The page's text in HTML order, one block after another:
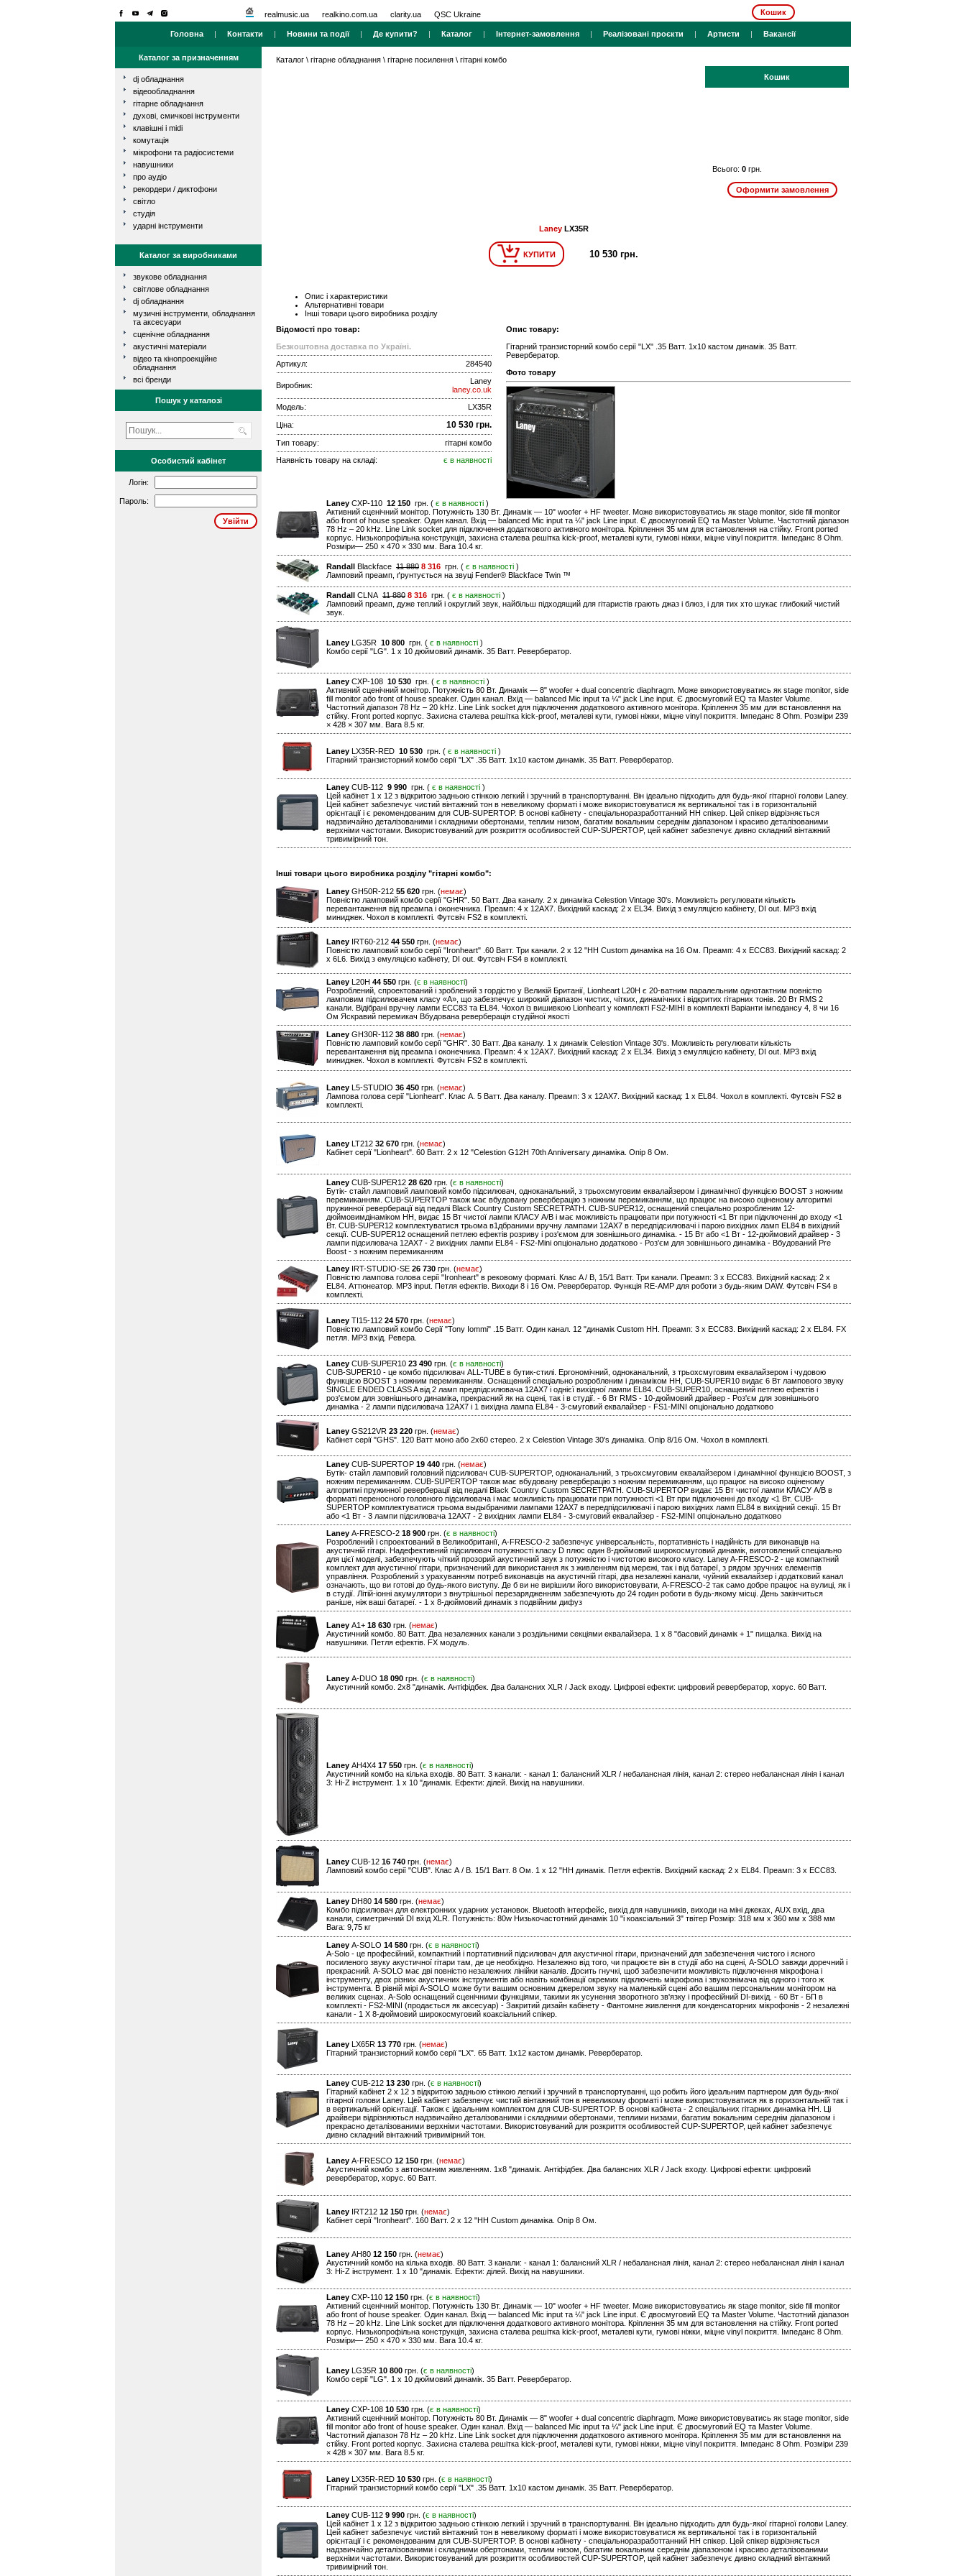
realmusic.ua realkino.com.ua clarity.ua QSC Ukraine Кошик
Головна | Контакти | Новини та події| Де купити? | Каталог | Інтернет-замовлення | Реалізовані проєкти | Артисти | Вакансії
Каталог за призначенням
dj обладнання
відеообладнання
гітарне обладнання
духові, смичкові інструменти
клавішні і midi
комутація
мікрофони та радіосистеми
навушники
про аудіо
рекордери / диктофони
світло
студія
ударні інструменти
Каталог за виробниками
звукове обладнання
світлове обладнання
dj обладнання
музичні інструменти, обладнання
та аксесуари
сценічне обладнання
акустичні матеріали
відео та кінопроекційне
обладнання
всі бренди
Пошук у каталозі
Особистий кабінет
Логін:
Пароль:
Каталог \ гітарне обладнання \ гітарне посилення \ гітарні комбо
Кошик
Всього: 0 грн.
LaneyLX35R
КУПИТИ 10 530 грн.
Опис і характеристики
Альтернативні товари
Інші товари цього виробника розділу
Відомості про товар:
Безкоштовна доставка по Україні.
Артикул:
284540
Виробник:
Laney
laney.co.uk
Модель:
LX35R
Ціна: 10 530 грн.
Тип товару:
гітарні комбо
Наявність товару на складі:
є в наявності
Опис товару:
Гітарний транзисторний комбо серії "LХ" .35 Ватт. 1х10 кастом динамік. 35 Ватт.
Ревербератор.
Фото товару
Laney CXP-110 12 150 грн. ( є в наявності )
Активний сценічний монітор. Потужність 130 Вт. Динамік — 10" woofer + HF tweeter. Може використовуватись як stage monitor, side fill monitor
або front of house speaker. Один канал. Вхід — balanced Mic input та ¼" jack Line input. Є двосмуговий EQ та Master Volume. Частотний діапазон
78 Hz – 20 kHz. Line Link socket для підключення додаткового активного монітора. Кріплення 35 мм для встановлення на стійку. Front ported
корпус. Низькопрофільна конструкція, захисна сталева решітка kick-proof, металеві кути, гумові ніжки, міцне vinyl покриття. Імпеданс 8 Ohm.
Розміри— 250 × 470 × 330 мм. Вага 10.4 кг.
Randall Blackface 11 880 8 316 грн. ( є в наявності )
Ламповий преамп, ґрунтується на звуці Fender® Blackface Twin ™
Randall CLNA 11 880 8 316 грн. ( є в наявності )
Ламповий преамп, дуже теплий і округлий звук, найбільш підходящий для гітаристів грають джаз і блюз, і для тих хто шукає глибокий чистий
звук.
Laney LG35R 10 800 грн. ( є в наявності )
Комбо серії "LG". 1 x 10 дюймовий динамік. 35 Ватт. Ревербератор.
Laney CXP-108 10 530 грн. ( є в наявності )
Активний сценічний монітор. Потужність 80 Вт. Динамік — 8" woofer + dual concentric diaphragm. Може використовуватись як stage monitor, side
fill monitor або front of house speaker. Один канал. Вхід — balanced Mic input та ¼" jack Line input. Є двосмуговий EQ та Master Volume.
Частотний діапазон 78 Hz – 20 kHz. Line Link socket для підключення додаткового активного монітора. Кріплення 35 мм для встановлення на
стійку. Front ported корпус. Захисна сталева решітка kick-proof, металеві кути, гумові ніжки, міцне vinyl покриття. Імпеданс 8 Ohm. Розміри 239
× 428 × 307 мм. Вага 8.5 кг.
Laney LX35R-RED 10 530 грн. ( є в наявності )
Гітарний транзисторний комбо серії "LХ" .35 Ватт. 1х10 кастом динамік. 35 Ватт. Ревербератор.
Laney CUB-112 9 990 грн. ( є в наявності )
Цей кабінет 1 x 12 з відкритою задньою стінкою легкий і зручний в транспортуванні. Він ідеально підходить для будь-якої гітарної голови Laney.
Цей кабінет забезпечує чистий вінтажний тон в невеликому форматі і може використовуватися як вертикальної так і в горизонтальній
орієнтації і є рекомендованим для CUB-SUPERTOP. В основі кабінету - спеціальноразработтанний HH спікер. Цей спікер відрізняється
надзвичайно деталізованими і складними обертонами, теплим низом, багатим вокальним середнім діапазоном і красиво деталізованими
верхніми частотами. Використовуваний для розкриття особливостей CUP-SUPERTOP, цей кабінет забезпечує дивно складний вінтажний
тривимірний тон.
Інші товари цього виробника розділу "гітарні комбо":
Laney GH50R-212 55 620 грн. (немає)
Повністю ламповий комбо серії "GHR". 50 Ватт. Два каналу. 2 x динаміка Celestion Vintage 30's. Можливість регулювати кількість
перевантаження від преампа і оконечника. Преамп: 4 x 12AX7. Вихідний каскад: 2 x EL34. Вихід з емуляцією кабінету, DI out. МР3 вхід
миниджек. Чохол в комплекті. Футсвіч FS2 в комплекті.
Laney IRT60-212 44 550 грн. (немає)
Повністю ламповий комбо серії "Ironheart" .60 Ватт. Три канали. 2 x 12 "HH Custom динаміка на 16 Ом. Преамп: 4 x ECC83. Вихідний каскад: 2
x 6L6. Вихід з емуляцією кабінету, DI out. Футсвіч FS4 в комплекті.
Laney L20H 44 550 грн. (є в наявності)
Розроблений, спроектований і зроблений з гордістю у Великій Британії, Lionheart L20H є 20-ватним паралельним однотактним повністю
ламповим підсилювачем класу «А», що забезпечує широкий діапазон чистих, чітких, динамічних і відкритих гітарних тонів. 20 Вт RMS 2
канали. Відібрані вручну лампи ECC83 та EL84. Чохол із вишивкою Lionheart у комплекті FS2-МІНІ в комплекті Варіанти імпедансу 4, 8 чи 16
Ом Яскравий перемикач Вбудована реверберація студійної якості
Laney GH30R-112 38 880 грн. (немає)
Повністю ламповий комбо серії "GHR". 30 Ватт. Два каналу. 1 x динамік Celestion Vintage 30's. Можливість регулювати кількість
перевантаження від преампа і оконечника. Преамп: 4 x 12AX7. Вихідний каскад: 2 x EL34. Вихід з емуляцією кабінету, DI out. МР3 вхід
миниджек. Чохол в комплекті. Футсвіч FS2 в комплекті.
Laney L5-STUDIO 36 450 грн. (немає)
Лампова голова серії "Lionheart". Клас А. 5 Ватт. Два каналу. Преамп: 3 x 12AX7. Вихідний каскад: 1 x EL84. Чохол в комплекті. Футсвіч FS2 в
комплекті.
Laney LT212 32 670 грн. (немає)
Кабінет серії "Lionheart". 60 Ватт. 2 x 12 "Celestion G12H 70th Anniversary динаміка. Опір 8 Ом.
Laney CUB-SUPER12 28 620 грн. (є в наявності)
Бутік- стайл ламповий ламповий комбо підсилювач, одноканальний, з трьохсмуговим еквалайзером і динамічної функцією BOOST з ножним
перемиканням. CUB-SUPERTOP також має вбудовану реверберацію з ножним перемиканням, що працює на високо оціненому алгоритмі
пружинної реверберації від педалі Black Country Custom SECRETPATH. CUB-SUPER12, оснащений спеціально розробленим 12-
дюймовимдінаміком HH, видає 15 Вт чистої лампи КЛАСУ A/B і має можливість працювати при потужності <1 Вт при підключенні до входу <1
Вт. CUB-SUPER12 комплектуватися трьома в1дбраними вручну лампами 12AX7 в передпідсилювачі і парою вихідних ламп EL84 в вихідний
секції. CUB-SUPER12 оснащений петлею ефектів розриву і роз'ємом для зовнішнього динаміка. - 15 Вт або <1 Вт - 12-дюймовий драйвер - 3
лампи підсилювача 12AX7 - 2 вихідних лампи EL84 - FS2-Mini опціонально додатково - Роз'єм для зовнішнього динаміка - Вбудований Pre
Boost - з ножним перемиканням
Laney IRT-STUDIO-SE 26 730 грн. (немає)
Повністю лампова голова серії "Ironheart" в рековому форматі. Клас A / B, 15/1 Ватт. Три канали. Преамп: 3 x ECC83. Вихідний каскад: 2 x
EL84. Аттюнеатор. MP3 input. Петля ефектів. Виходи 8 і 16 Ом. Ревербератор. Функція RE-AMP для роботи з будь-яким DAW. Футсвіч FS4 в
комплекті.
Laney TI15-112 24 570 грн. (немає)
Повністю ламповий комбо Серії "Tony Iommi" .15 Ватт. Один канал. 12 "динамік Custom HH. Преамп: 3 x ECC83. Вихідний каскад: 2 x EL84. FX
петля. MP3 вхід. Ревера.
Laney CUB-SUPER10 23 490 грн. (є в наявності)
CUB-SUPER10 - це комбо підсилювач ALL-TUBE в бутик-стилі. Ергономічний, одноканальний, з трьохсмуговим еквалайзером і чудовою
функцією BOOST з ножним перемиканням. Оснащений спеціально розробленим і динаміком HH, CUB-SUPER10 видає 6 Вт лампового звуку
SINGLE ENDED CLASS A від 2 ламп предпідсилювача 12AX7 і однієї вихідної лампи EL84. CUB-SUPER10, оснащений петлею ефектів і
роз'ємом для зовнішнього динаміка, прекрасний як на сцені, так і в студії. - 6 Вт RMS - 10-дюймовий драйвер - Роз'єм для зовнішнього
динаміка - 2 лампи підсилювача 12AX7 і 1 вихідна лампа EL84 - 3-смуговий еквалайзер - FS1-MINI опціонально додатково
Laney GS212VR 23 220 грн. (немає)
Кабінет серії "GHS". 120 Ватт моно або 2х60 стерео. 2 x Celestion Vintage 30's динаміка. Опір 8/16 Ом. Чохол в комплекті.
Laney CUB-SUPERTOP 19 440 грн. (немає)
Бутік- стайл ламповий головний підсилювач CUB-SUPERTOP, одноканальний, з трьохсмуговим еквалайзером і динамічної функцією BOOST, з
ножним перемиканням. CUB-SUPERTOP також має вбудовану реверберацію з ножним перемиканням, що працює на високо оціненому
алгоритмі пружинної реверберації від педалі Black Country Custom SECRETPATH. CUB-SUPERTOP видає 15 Вт чистої лампи КЛАСУ A/B в
форматі переносного головного підсилювача і має можливість працювати при потужності <1 Вт при підключенні до входу <1 Вт. CUB-
SUPERTOP комплектуватися трьома выдыбраними лампами 12AX7 в передпідсилювачі і парою вихідних ламп EL84 в вихідний секції. 15 Вт
або <1 Вт - 3 лампи підсилювача 12AX7 - 2 вихідних лампи EL84 - 3-смуговий еквалайзер - FS2-MINI опціонально додатково
Laney A-FRESCO-2 18 900 грн. (є в наявності)
Розроблений і спроектований в Великобританії, A-FRESCO-2 забезпечує універсальність, портативність і надійність для виконавців на
акустичній гітарі. Надефективний підсилювач потужності класу D плюс один 8-дюймовий широкосмуговий динамік, виготовлений спеціально
для цієї моделі, забезпечують чіткий прозорий акустичний звук з потужністю і чистотою високого класу. Laney A-FRESCO-2 - це компактний
комплект для акустичної гітари, призначений для використання як з живленням від мережі, так і від батареї, з рядом зручних елементів
управління. Розроблений з урахуванням потреб виконавців на акустичній гітарі, два незалежні канали, чуйний еквалайзер і додатковий канал
означають, що ви готові до будь-якого виступу. Де б ви не вирішили його використовувати, A-FRESCO-2 так само добре працює на вулиці, як і
в студії. Літій-іонні акумулятори з внутрішньої перезарядженням забезпечують до 24 годин роботи в будь-якому місці. День закінчиться
раніше, ніж ваші батареї. - 1 x 8-дюймовий динамік з подвійним дифуз
Laney A1+ 18 630 грн. (немає)
Акустичний комбо. 80 Ватт. Два незалежних канали з роздільними секціями еквалайзера. 1 x 8 "басовий динамік + 1" пищалка. Вихід на
навушники. Петля ефектів. FX модуль.
Laney A-DUO 18 090 грн. (є в наявності)
Акустичний комбо. 2х8 "динамік. Антіфідбек. Два балансних XLR / Jack входу. Цифрові ефекти: цифровий ревербератор, хорус. 60 Ватт.
Laney AH4X4 17 550 грн. (є в наявності)
Акустичний комбо на кілька входів. 80 Ватт. 3 канали: - канал 1: балансний XLR / небалансная лінія, канал 2: стерео небалансная лінія і канал
3: Hi-Z інструмент. 1 x 10 "динамік. Ефекти: ділей. Вихід на навушники.
Laney CUB-12 16 740 грн. (немає)
Ламповий комбо серії "CUB". Клас А / В. 15/1 Ватт. 8 Ом. 1 x 12 "HH динамік. Петля ефектів. Вихідний каскад: 2 x EL84. Преамп: 3 x ECC83.
Laney DH80 14 580 грн. (немає)
Комбо підсилювач для електронних ударних установок. Bluetooth інтерфейс, вихід для навушників, виходи на міні джеках, AUX вхід, два
канали, симетричний DI вхід XLR. Потужність: 80w Низькочастотний динамік 10 "і коаксіальний 3" твітер Розмір: 318 мм x 360 мм x 388 мм
Вага: 9,75 кг
Laney A-SOLO 14 580 грн. (є в наявності)
A-Solo - це професійний, компактний і портативний підсилювач для акустичної гітари, призначений для забезпечення чистого і ясного
посиленого звуку акустичної гітари там, де це необхідно. Незалежно від того, чи працюєте він в студії або на сцені, A-SOLO завжди доречний і
прекрасний. A-SOLO має дві повністю незалежних лінійки каналів. Досить гнучкі, щоб забезпечити можливість підключення мікрофона і
інструменту, двох різних акустичних інструментів або навіть комбінації окремих підключень мікрофона і звукознімача від одного і того ж
інструмента. В рівній мірі A-SOLO може бути вашим основним джерелом звуку на маленькій сцені або вашим персональним монітором на
великих сценах. A-Solo оснащений сценічними функціями, такими як усунення зворотного зв'язку і професійний DI-вихід. - 60 Вт - БП в
комплекті - FS2-MINI (продається як аксесуар) - Закритий дизайн кабінету - Фантомне живлення для конденсаторних мікрофонів - 2 незалежні
канали - 1 X 8-дюймовий широкосмуговий коаксіальний спікер.
Laney LX65R 13 770 грн. (немає)
Гітарний транзисторний комбо серії "LХ". 65 Ватт. 1х12 кастом динамік. Ревербератор.
Laney CUB-212 13 230 грн. (є в наявності)
Гітарний кабінет 2 x 12 з відкритою задньою стінкою легкий і зручний в транспортуванні, що робить його ідеальним партнером для будь-якої
гітарної голови Laney. Цей кабінет забезпечує чистий вінтажний тон в невеликому форматі і може використовуватися як в горизонтальній так і
в вертикальній орієнтації. Також є ідеальним комплектом для CUB-SUPERTOP. В основі кабінета - 2 спеціальних гітарних динаміка HH. Ці
драйвери відрізняються надзвичайно деталізованими і складними обертонами, теплими низами, багатим вокальним середнім діапазоном і
прекрасно деталізованими верхніми частотами. Використовуваний для розкриття особливостей CUP-SUPERTOP, цей кабінет забезпечує
дивно складний вінтажний тривимірний тон.
Laney A-FRESCO 12 150 грн. (немає)
Акустичний комбо з автономним живленням. 1х8 "динамік. Антіфідбек. Два балансних XLR / Jack входу. Цифрові ефекти: цифровий
ревербератор, хорус. 60 Ватт.
Laney IRT212 12 150 грн. (немає)
Кабінет серії "Ironheart". 160 Ватт. 2 x 12 "HH Custom динаміка. Опір 8 Ом.
Laney AH80 12 150 грн. (немає)
Акустичний комбо на кілька входів. 80 Ватт. 3 канали: - канал 1: балансний XLR / небалансная лінія, канал 2: стерео небалансная лінія і канал
3: Hi-Z інструмент. 1 x 10 "динамік. Ефекти: ділей. Вихід на навушники.
Laney CXP-110 12 150 грн. (є в наявності)
Активний сценічний монітор. Потужність 130 Вт. Динамік — 10" woofer + HF tweeter. Може використовуватись як stage monitor, side fill monitor
або front of house speaker. Один канал. Вхід — balanced Mic input та ¼" jack Line input. Є двосмуговий EQ та Master Volume. Частотний діапазон
78 Hz – 20 kHz. Line Link socket для підключення додаткового активного монітора. Кріплення 35 мм для встановлення на стійку. Front ported
корпус. Низькопрофільна конструкція, захисна сталева решітка kick-proof, металеві кути, гумові ніжки, міцне vinyl покриття. Імпеданс 8 Ohm.
Розміри— 250 × 470 × 330 мм. Вага 10.4 кг.
Laney LG35R 10 800 грн. (є в наявності)
Комбо серії "LG". 1 x 10 дюймовий динамік. 35 Ватт. Ревербератор.
Laney CXP-108 10 530 грн. (є в наявності)
Активний сценічний монітор. Потужність 80 Вт. Динамік — 8" woofer + dual concentric diaphragm. Може використовуватись як stage monitor, side
fill monitor або front of house speaker. Один канал. Вхід — balanced Mic input та ¼" jack Line input. Є двосмуговий EQ та Master Volume.
Частотний діапазон 78 Hz – 20 kHz. Line Link socket для підключення додаткового активного монітора. Кріплення 35 мм для встановлення на
стійку. Front ported корпус. Захисна сталева решітка kick-proof, металеві кути, гумові ніжки, міцне vinyl покриття. Імпеданс 8 Ohm. Розміри 239
× 428 × 307 мм. Вага 8.5 кг.
Laney LX35R-RED 10 530 грн. (є в наявності)
Гітарний транзисторний комбо серії "LХ" .35 Ватт. 1х10 кастом динамік. 35 Ватт. Ревербератор.
Laney CUB-112 9 990 грн. (є в наявності)
Цей кабінет 1 x 12 з відкритою задньою стінкою легкий і зручний в транспортуванні. Він ідеально підходить для будь-якої гітарної голови Laney.
Цей кабінет забезпечує чистий вінтажний тон в невеликому форматі і може використовуватися як вертикальної так і в горизонтальній
орієнтації і є рекомендованим для CUB-SUPERTOP. В основі кабінету - спеціальноразработтанний HH спікер. Цей спікер відрізняється
надзвичайно деталізованими і складними обертонами, теплим низом, багатим вокальним середнім діапазоном і красиво деталізованими
верхніми частотами. Використовуваний для розкриття особливостей CUP-SUPERTOP, цей кабінет забезпечує дивно складний вінтажний
тривимірний тон.